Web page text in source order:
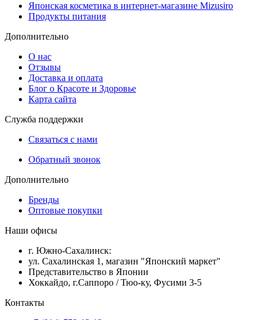
Японская косметика в интернет-магазине Mizusiro
Продукты питания
Дополнительно
О нас
Отзывы
Доставка и оплата
Блог о Красоте и Здоровье
Карта сайта
Служба поддержки
Связаться с нами
Обратный звонок
Дополнительно
Бренды
Оптовые покупки
Наши офисы
г. Южно-Сахалинск:
ул. Сахалинская 1, магазин "Японский маркет"
Представительство в Японии
Хоккайдо, г.Саппоро / Тюо-ку, Фусими 3-5
Контакты